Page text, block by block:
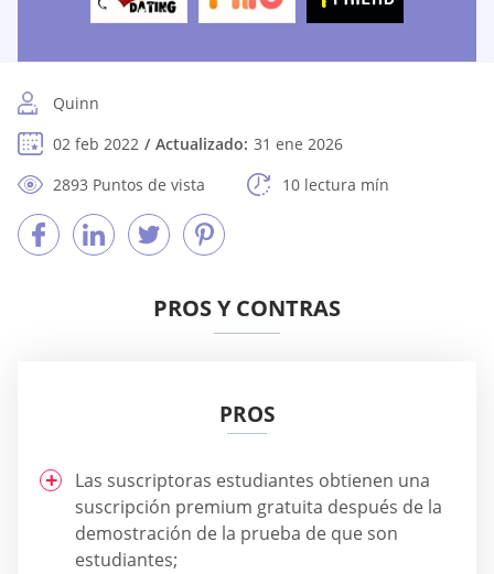
Quinn
02 feb 2022
Actualizado: 31 ene 2026
2893 Puntos de vista
10 lectura mín
PROS Y CONTRAS
PROS
Las suscriptoras estudiantes obtienen una
suscripción premium gratuita después de la
demostración de la prueba de que son
estudiantes;